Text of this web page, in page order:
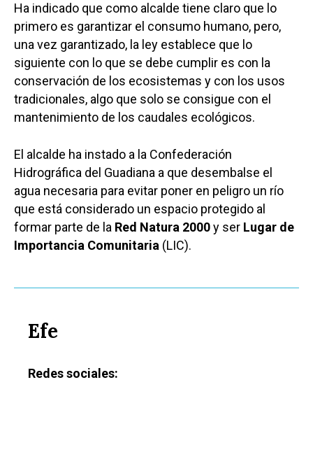
Ha indicado que como alcalde tiene claro que lo
primero es garantizar el consumo humano, pero,
una vez garantizado, la ley establece que lo
siguiente con lo que se debe cumplir es con la
conservación de los ecosistemas y con los usos
tradicionales, algo que solo se consigue con el
mantenimiento de los caudales ecológicos.
El alcalde ha instado a la Confederación
Hidrográfica del Guadiana a que desembalse el
agua necesaria para evitar poner en peligro un río
que está considerado un espacio protegido al
formar parte de la Red Natura 2000y ser Lugar de
Importancia Comunitaria (LIC).
Efe
Redes sociales: